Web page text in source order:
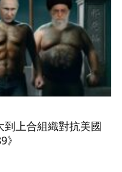
上合組織對抗美國